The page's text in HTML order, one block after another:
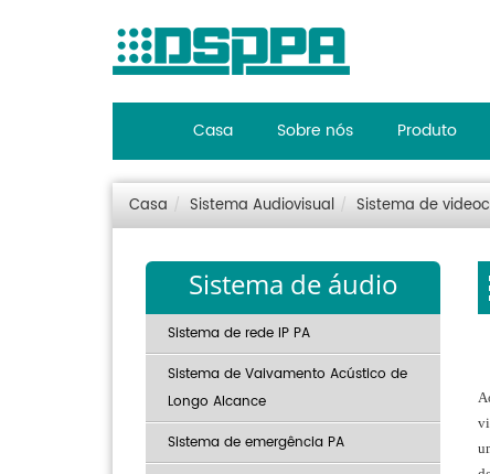
Casa Sobre nós Produto
Casa Sistema Audiovisual Sistema de
Sistema de áudio
Sistema de rede IP PA
Sistema de Vaivamento Acústico de
Longo Alcance
Sistema de emergência PA